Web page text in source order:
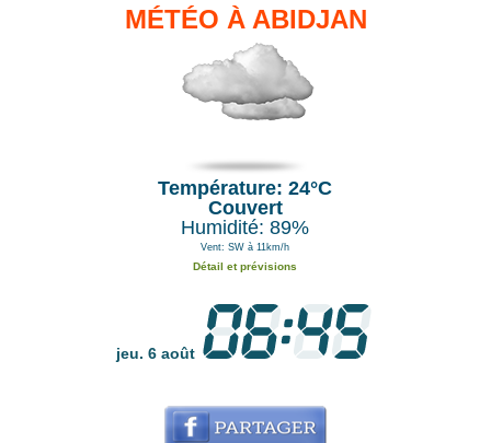
MÉTÉO À ABIDJAN
Température: 24°C
Couvert
Humidité: 89%
Vent: SW à 11km/h
Détail et prévisions
jeu. 6 août